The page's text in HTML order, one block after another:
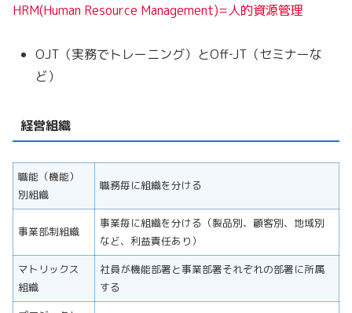
HRM(Human Resource Management)=人的資源管理
OJT（実務でトレーニング）とOff‐JT（セミナーな
ど）
経営組織
職能（機能）
別組織
職務毎に組織を分ける
事業部制組織
事業毎に組織を分ける（製品別、顧客別、地域別
など、利益責任あり）
マトリックス
組織
社員が機能部署と事業部署それぞれの部署に所属
する